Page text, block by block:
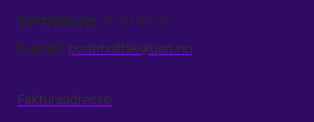
Sentralbord: 31 00 80 00
E-post: postmottak@usn.no
Fakturaadresse